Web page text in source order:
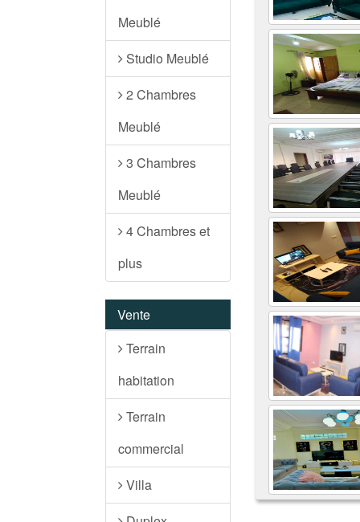
Meublé
Studio Meublé
2 Chambres
Meublé
3 Chambres
Meublé
4 Chambres et
plus
Vente
Terrain
habitation
Terrain
commercial
Villa